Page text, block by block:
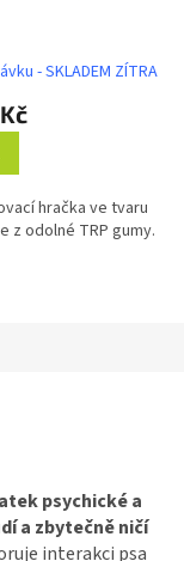
- SKLADEM ZÍTRA
hračka ve tvaru
z odolné TRP gumy.
psychické a
a zbytečně ničí
interakci psa